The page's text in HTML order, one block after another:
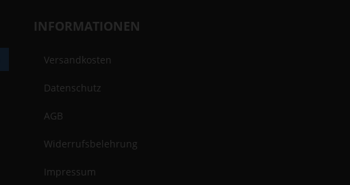
INFORMATIONEN
Versandkosten
Datenschutz
AGB
Widerrufsbelehrung
Impressum